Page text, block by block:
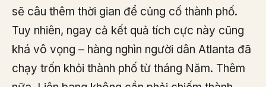
sẽ câu thêm thời gian để củng cố thành phố.
Tuy nhiên, ngay cả kết quả tích cực này cũng
khá vô vọng – hàng nghìn người dân Atlanta đã
chạy trốn khỏi thành phố từ tháng Năm. Thêm